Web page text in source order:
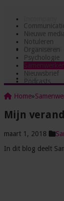
Partnerships
Blog
Nieuwe
Notuleren
Organiseren
Psychologie
Nieuwsbrief
Podcasts
Home»
Mijn
maart 1, 2018
In dit blog deelt